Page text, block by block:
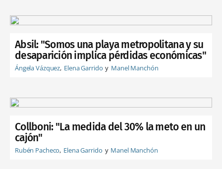
Absil: "Somos una playa metropolitana y su
desaparición implica pérdidas económicas"
Ángela Vázquez Elena Garrido Manel Manchón
Collboni: "La medida del 30% la meto en un
cajón"
Rubén Pacheco Elena Garrido Manel Manchón